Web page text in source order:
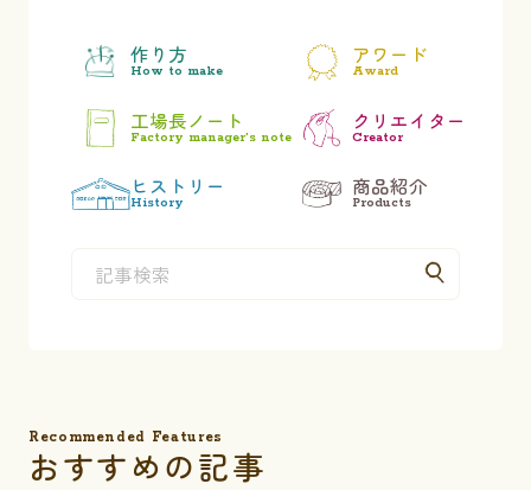
作り方
How to make
アワード
Award
工場長ノート
Factory manager’s note
クリエイター
Creator
ヒストリー
History
商品紹介
Products
Recommended Features
おすすめの記事